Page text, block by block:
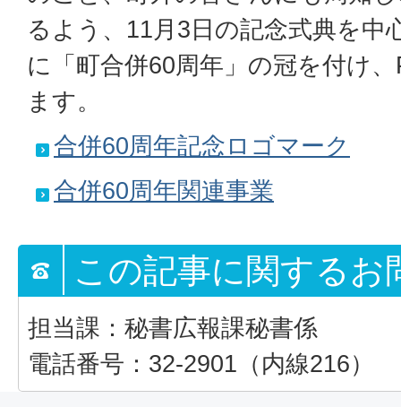
るよう、11月3日の記念式典を中
に「町合併60周年」の冠を付け
ます。
合併60周年記念ロゴマーク
合併60周年関連事業
この記事に関するお
担当課：秘書広報課秘書係
電話番号：32-2901（内線216）